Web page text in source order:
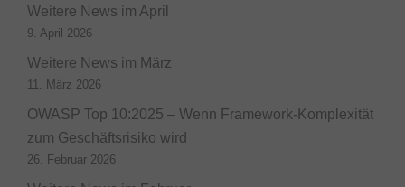
Weitere News im April
9. April 2026
Weitere News im März
11. März 2026
OWASP Top 10:2025 – Wenn Framework-Komplexität
zum Geschäftsrisiko wird
26. Februar 2026